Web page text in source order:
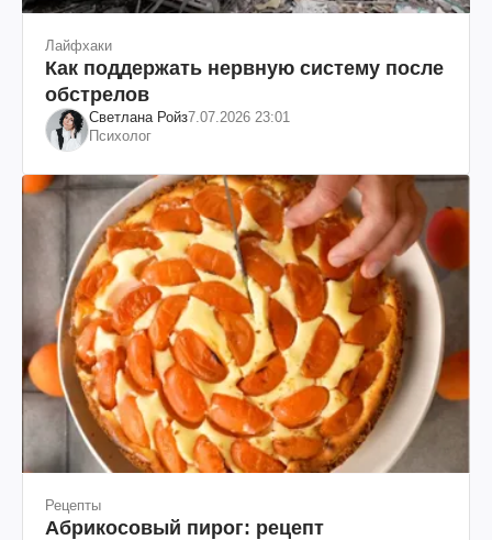
Лайфхаки
Как поддержать нервную систему после
обстрелов
Светлана Ройз7.07.2026 23:01
Психолог
Рецепты
Абрикосовый пирог: рецепт